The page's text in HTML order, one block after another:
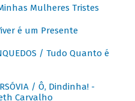
Mulheres Tristes
é um Presente
/ Tudo Quanto é
/ Ô, Dindinha! -
Carvalho